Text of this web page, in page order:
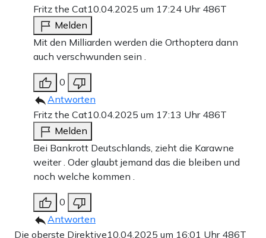
Fritz the Cat10.04.2025 um 17:24 Uhr 486T
Melden
Mit den Milliarden werden die Orthoptera dann
auch verschwunden sein .
0
Antworten
Fritz the Cat10.04.2025 um 17:13 Uhr 486T
Melden
Bei Bankrott Deutschlands, zieht die Karawne
weiter . Oder glaubt jemand das die bleiben und
noch welche kommen .
0
Antworten
Die oberste Direktive10.04.2025 um 16:01 Uhr 486T